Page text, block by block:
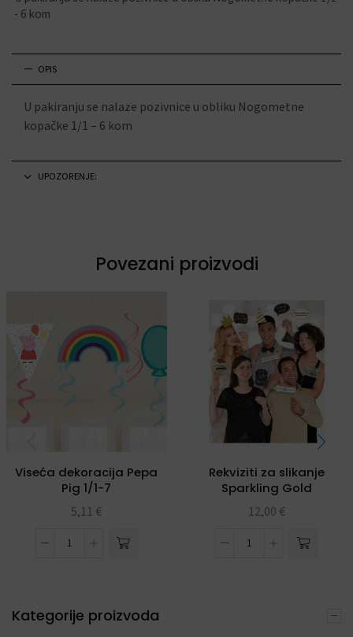
- 6 kom
OPIS
U pakiranju se nalaze pozivnice u obliku Nogometne
kopačke 1/1 – 6 kom
UPOZORENJE:
Povezani proizvodi
Viseća dekoracija Pepa
Pig 1/1-7
5,11 €
Rekviziti za slikanje
Sparkling Gold
Celebrations
12,00 €
Kategorije proizvoda